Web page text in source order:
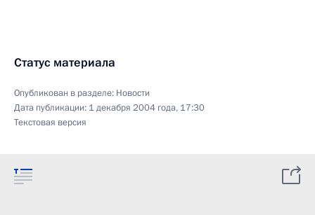
Статус материала
Опубликован в разделе: Новости
Дата публикации: 1 декабря 2004 года, 17:30
Текстовая версия